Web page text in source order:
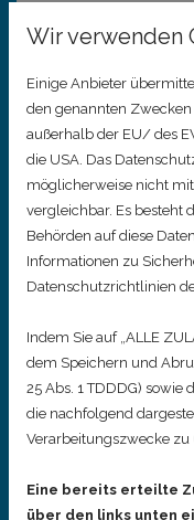
Wir verwenden
Einige Anbieter
den genannten
außerhalb der EU/ des
die USA. Das
möglicherweise nicht
vergleichbar. Es besteht
Behörden auf diese
Informationen zu
Datenschutzrichtlinien
Indem Sie auf „ALLE
dem Speichern und
25 Abs. 1 TDDDG)
die nachfolgend
Verarbeitungszwecke zu
Eine bereits erteilte
über den links unten